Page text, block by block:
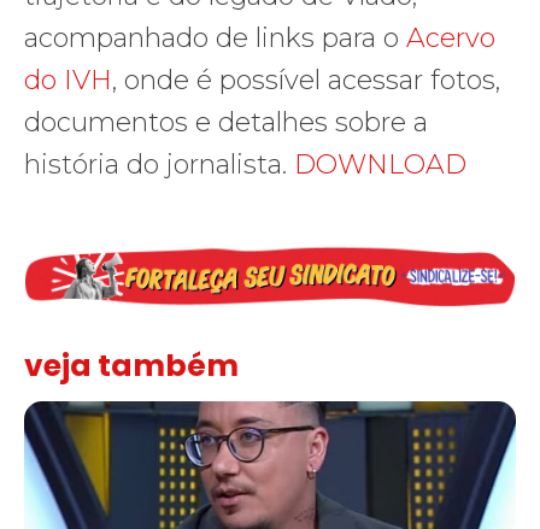
acompanhado de links para o Acervo
do IVH, onde é possível acessar fotos,
documentos e detalhes sobre a
história do jornalista. DOWNLOAD
veja também
Solidariedade ao jornalista Caê Vasconcelos e repúdio aos